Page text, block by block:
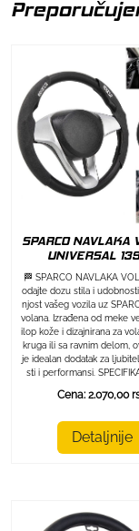
SPARCO NAVLAKA
UNIVERSAL
🏁 SPARCO NAVLAKA
odajte dozu stila i
njost vašeg vozila uz
volana. Izrađena od meke
ilop kože i dizajnirana za
kruga ili sa ravnim delom,
je idealan dodatak za
sti i performansi.
Cena: 2.070,00
Detaljnije